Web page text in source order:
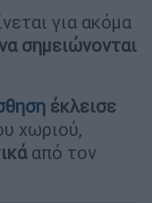
για ακόμα
σημειώνονται
έκλεισε
χωριού,
από τον